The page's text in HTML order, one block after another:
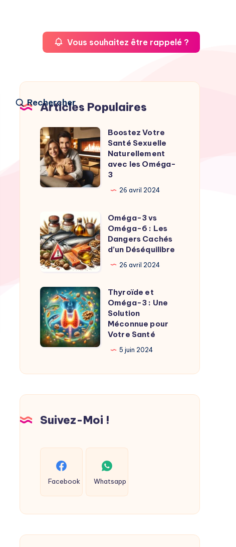
Rechercher
Vous souhaitez être rappelé ?
Articles Populaires
Boostez
Votre
Santé
Sexuelle
Naturellement
les
Oméga-
3
Boostez Votre
Santé Sexuelle
Naturellement
avec les Oméga-
3
26 avril 2024
Oméga-
3
vs
Oméga-
:
Les
Dangers
Cachés
d’un
Oméga-3 vs
Oméga-6 : Les
Dangers Cachés
d’un Déséquilibre
26 avril 2024
Thyroïde
et
Oméga-
3
Méconnue
Votre
Thyroïde et
Oméga-3 : Une
Solution
Méconnue pour
Votre Santé
5 juin 2024
Suivez-Moi !
Facebook Whatsapp